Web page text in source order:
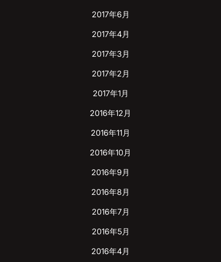
2017年6月
2017年4月
2017年3月
2017年2月
2017年1月
2016年12月
2016年11月
2016年10月
2016年9月
2016年8月
2016年7月
2016年5月
2016年4月